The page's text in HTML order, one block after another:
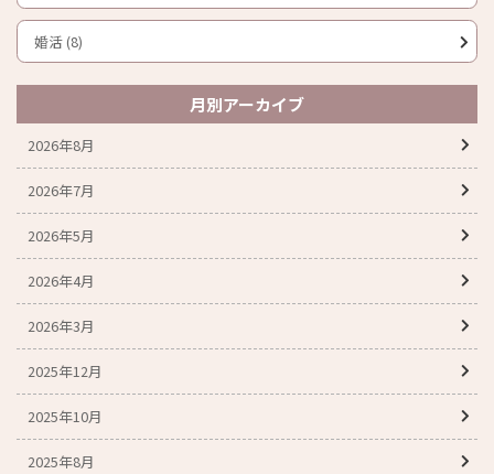
婚活 (8)
月別アーカイブ
2026年8月
2026年7月
2026年5月
2026年4月
2026年3月
2025年12月
2025年10月
2025年8月